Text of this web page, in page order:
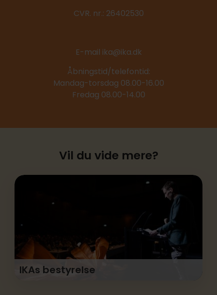
CVR. nr.: 26402530
E-mail ika@ika.dk
Åbningstid/telefontid:
Mandag-torsdag 08.00-16.00
Fredag 08.00-14.00
Vil du vide mere?
IKAs bestyrelse